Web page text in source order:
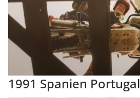
1991 Spanien Portugal